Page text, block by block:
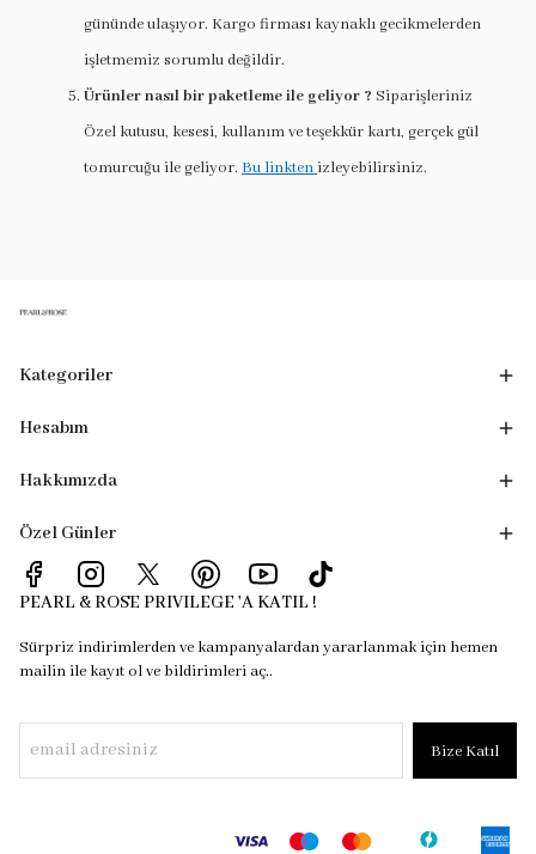
gününde ulaşıyor. Kargo firması kaynaklı gecikmelerden
işletmemiz sorumlu değildir.
Ürünler nasıl bir paketleme ile geliyor ? Siparişleriniz
Özel kutusu, kesesi, kullanım ve teşekkür kartı, gerçek gül
tomurcuğu ile geliyor. Bu linkten izleyebilirsiniz.
Kategoriler
Hesabım
Hakkımızda
Özel Günler
PEARL & ROSE PRIVILEGE 'A KATIL !
Sürpriz indirimlerden ve kampanyalardan yararlanmak için hemen
mailin ile kayıt ol ve bildirimleri aç..
Bize Katıl